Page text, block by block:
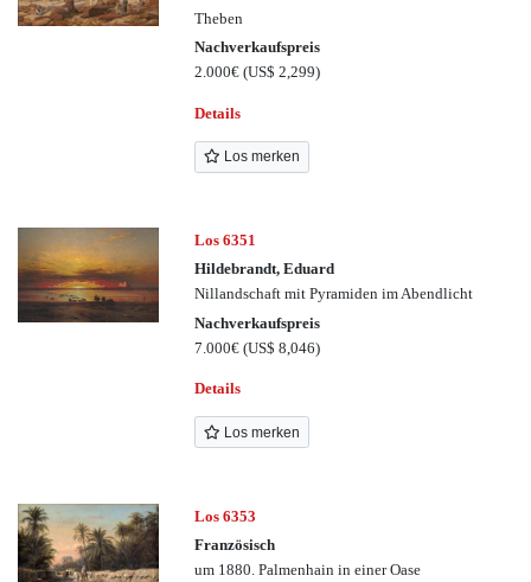
Theben
Nachverkaufspreis
2.000€(US$ 2,299)
Details
Los merken
Los 6351
Hildebrandt, Eduard
Nillandschaft mit Pyramiden im Abendlicht
Nachverkaufspreis
7.000€(US$ 8,046)
Details
Los merken
Los 6353
Französisch
um 1880. Palmenhain in einer Oase